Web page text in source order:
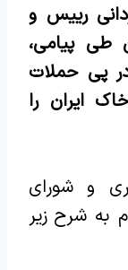
رییس و
طی پیامی،
پی حملات
ایران را
و شورای
به شرح زیر